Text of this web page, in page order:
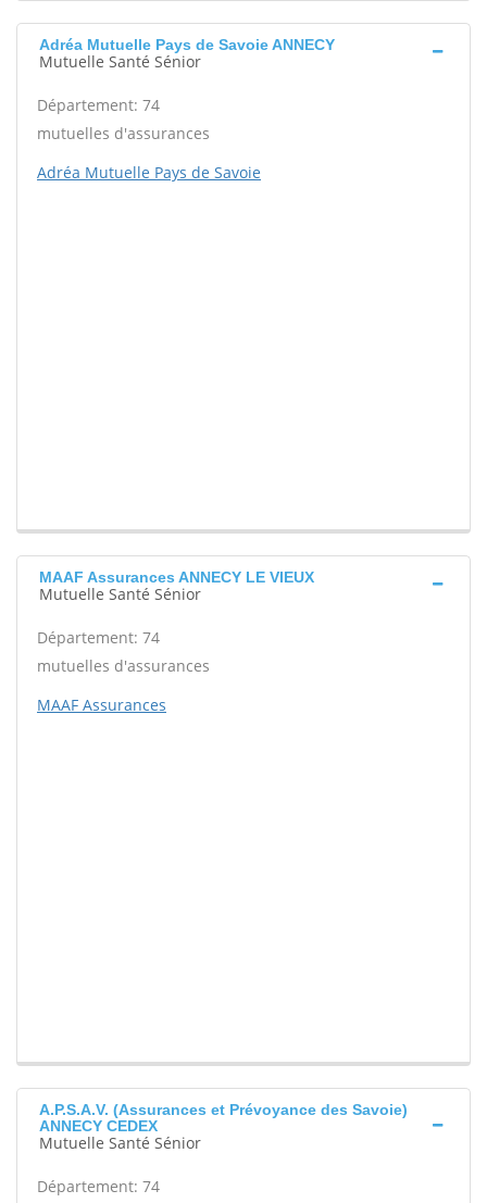
Adréa Mutuelle Pays de Savoie ANNECY
Mutuelle Santé Sénior
Département: 74
mutuelles d'assurances
Adréa Mutuelle Pays de Savoie
MAAF Assurances ANNECY LE VIEUX
Mutuelle Santé Sénior
Département: 74
mutuelles d'assurances
MAAF Assurances
A.P.S.A.V. (Assurances et Prévoyance des Savoie)
ANNECY CEDEX
Mutuelle Santé Sénior
Département: 74